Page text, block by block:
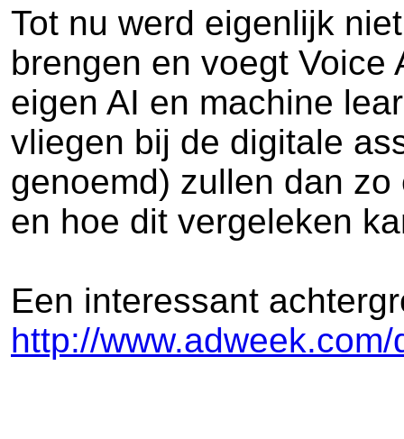
Tot nu werd eigenlijk
brengen en voegt Voice
eigen AI en machine
vliegen bij de digitale
genoemd) zullen dan
en hoe dit vergeleken
Een interessant
http://